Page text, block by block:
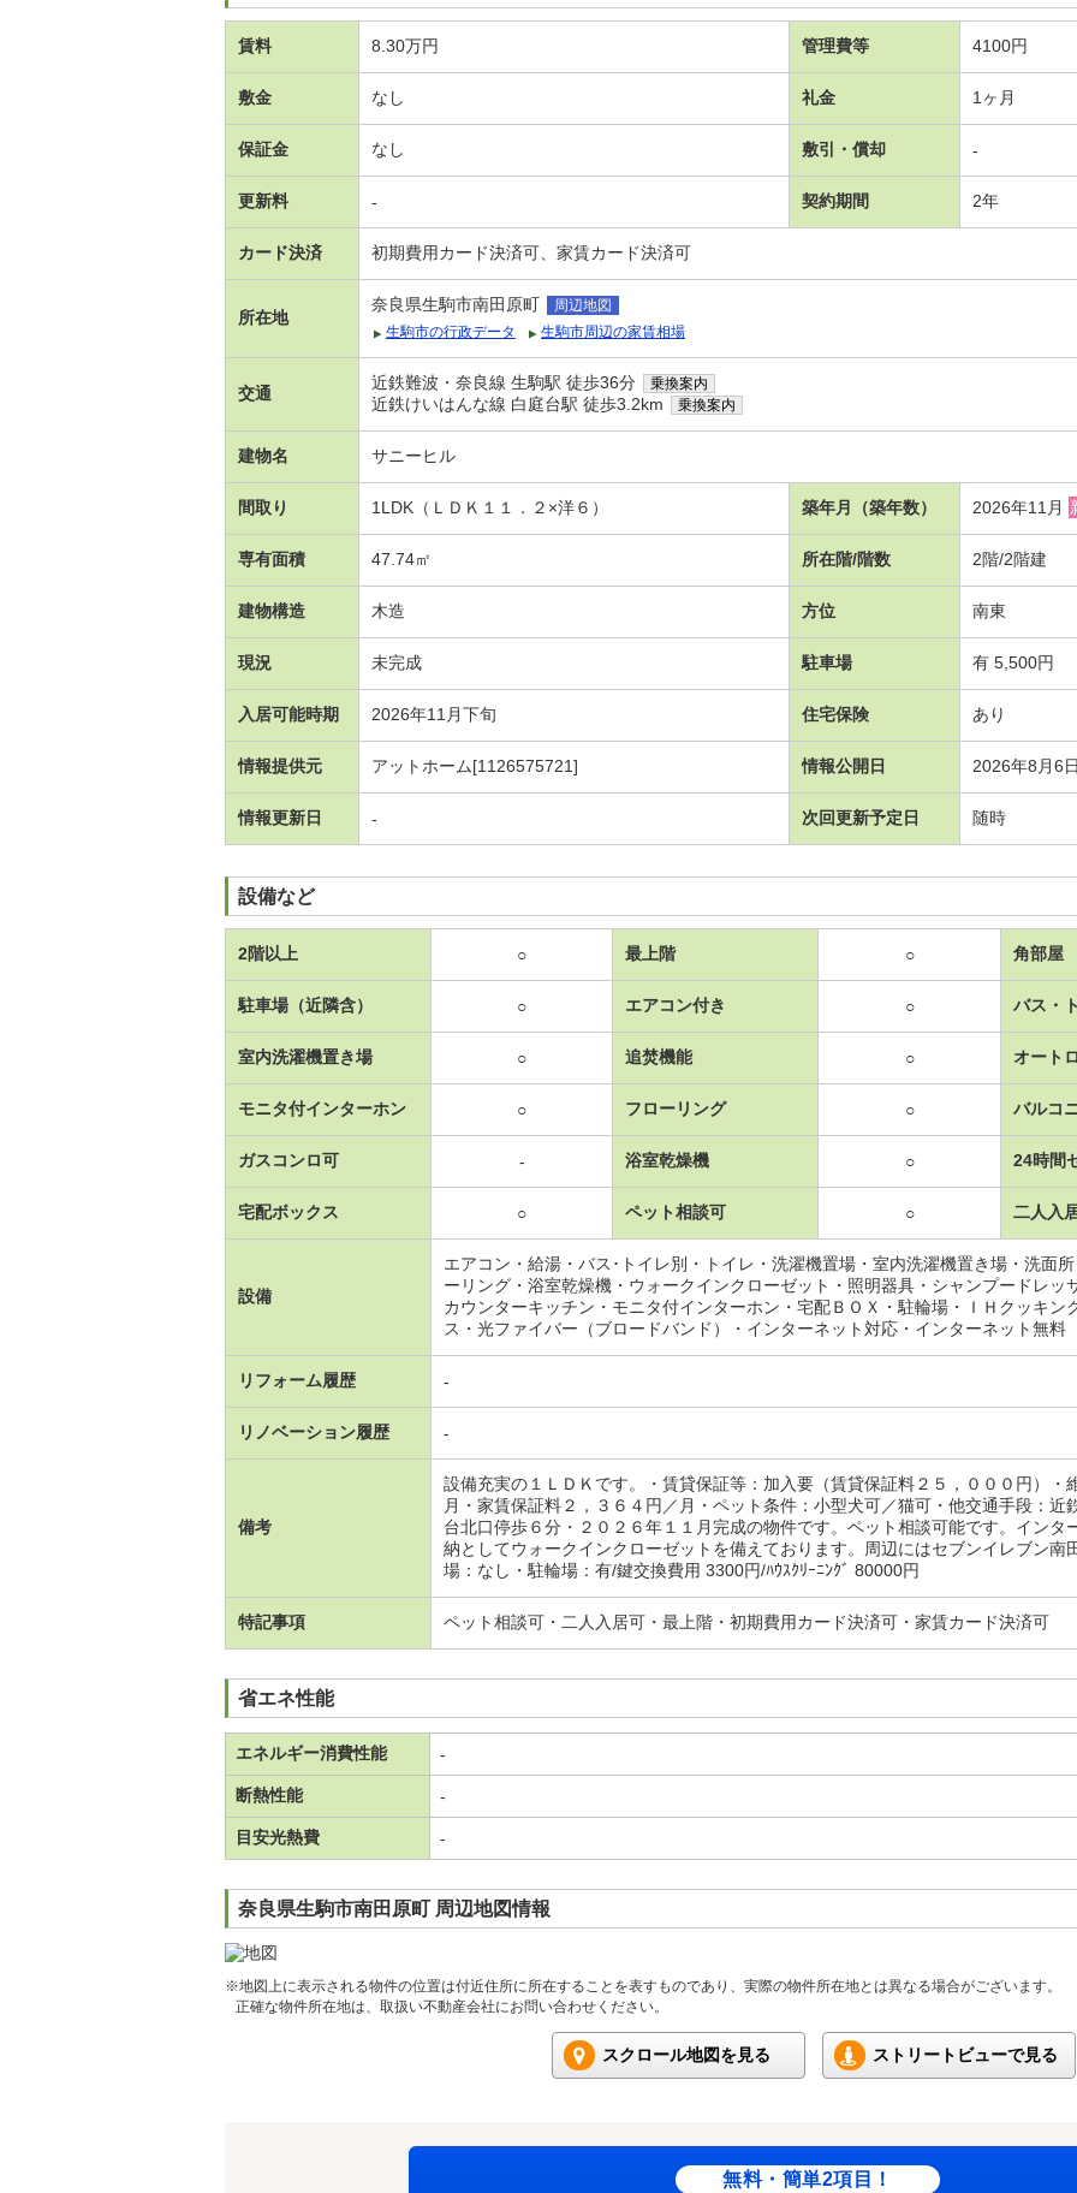
賃料 8.30万円 管理費等 4100円
敷金 なし 礼金 1ヶ月
保証金 なし 敷引・償却 -
更新料 - 契約期間 2年
カード決済 初期費用カード決済可、家賃カード決済可
所在地
奈良県生駒市南田原町
周辺地図
生駒市の行政データ
生駒市周辺の家賃相場
交通
近鉄難波・奈良線 生駒駅 徒歩36分 乗換案内
近鉄けいはんな線 白庭台駅 徒歩3.2km 乗換案内
建物名 サニーヒル
間取り 1LDK（ＬＤＫ１１．２×洋６） 築年月（築年数） 2026年11月
専有面積 47.74㎡ 所在階/階数 2階/2階建
建物構造 木造 方位 南東
現況 未完成 駐車場 有 5,500円
入居可能時期 2026年11月下旬 住宅保険 あり
情報提供元 アットホーム[1126575721] 情報公開日 2026年8月6
情報更新日 - 次回更新予定日 随時
設備など
2階以上 ○ 最上階 ○ 角部屋
駐車場（近隣含） ○ エアコン付き ○ バス・
室内洗濯機置き場 ○ 追焚機能 ○ オート
モニタ付インターホン ○ フローリング ○ バルコ
ガスコンロ可 - 浴室乾燥機 ○ 24時間
宅配ボックス ○ ペット相談可 ○ 二人入
設備
エアコン・給湯・バス･トイレ別・トイレ・洗濯機置場・室内洗濯機置き場・洗面
ーリング・浴室乾燥機・ウォークインクローゼット・照明器具・シャンプードレッ
カウンターキッチン・モニタ付インターホン・宅配ＢＯＸ・駐輪場・ＩＨクッキン
ス・光ファイバー（ブロードバンド）・インターネット対応・インターネット無料
リフォーム履歴 -
リノベーション履歴 -
備考
設備充実の１ＬＤＫです。・賃貸保証等：加入要（賃貸保証料２５，０００円）・
月・家賃保証料２，３６４円／月・ペット条件：小型犬可／猫可・他交通手段：
台北口停歩６分・２０２６年１１月完成の物件です。ペット相談可能です。インタ
納としてウォークインクローゼットを備えております。周辺にはセブンイレブン南
場：なし・駐輪場：有/鍵交換費用 3300円/ﾊｳｽｸﾘｰﾆﾝｸﾞ 80000円
特記事項 ペット相談可・二人入居可・最上階・初期費用カード決済可・家賃カード決済可
省エネ性能
エネルギー消費性能 -
断熱性能 -
目安光熱費 -
奈良県生駒市南田原町 周辺地図情報
※地図上に表示される物件の位置は付近住所に所在することを表すものであり、実際の物件所在地とは異なる場合がございます。
正確な物件所在地は、取扱い不動産会社にお問い合わせください。
スクロール地図を見る ストリートビューで見る
無料・簡単2項目！